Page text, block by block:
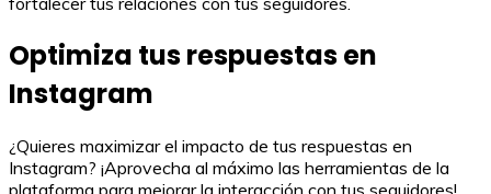
Optimiza tus respuestas en
Instagram
¿Quieres maximizar el impacto de tus respuestas en
Instagram? ¡Aprovecha al máximo las herramientas de la